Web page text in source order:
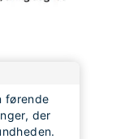
førende
der